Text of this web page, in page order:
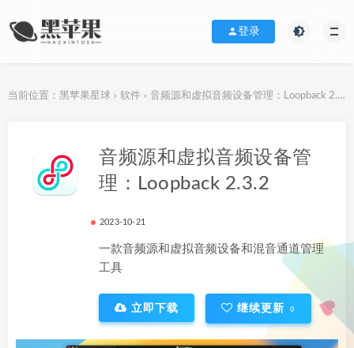
登录
当前位置： 黑苹果星球 > 软件 > 音频源和虚拟音频设备管理：Loopback 2.3.2
音频源和虚拟音频设备管
理：Loopback 2.3.2
2023-10-21
一款音频源和虚拟音频设备和混音通道管理
工具
立即下载 继续更新 0